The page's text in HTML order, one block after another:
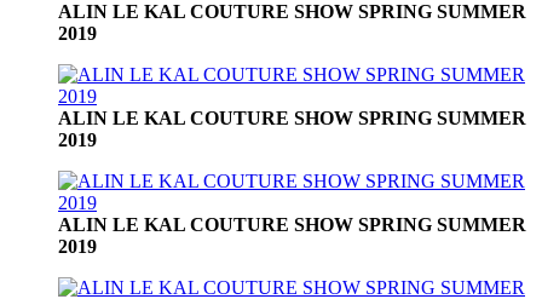
ALIN LE KAL COUTURE SHOW SPRING SUMMER
2019
ALIN LE KAL COUTURE SHOW SPRING SUMMER
2019
ALIN LE KAL COUTURE SHOW SPRING SUMMER
2019